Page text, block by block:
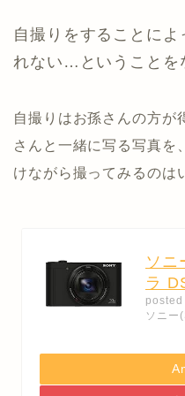
自撮りをすることに
れない…ということを
自撮りはお孫さんの方が
さんと一緒に写る写真を
けながら撮ってみるのは
ソニ
ラ
ソニー